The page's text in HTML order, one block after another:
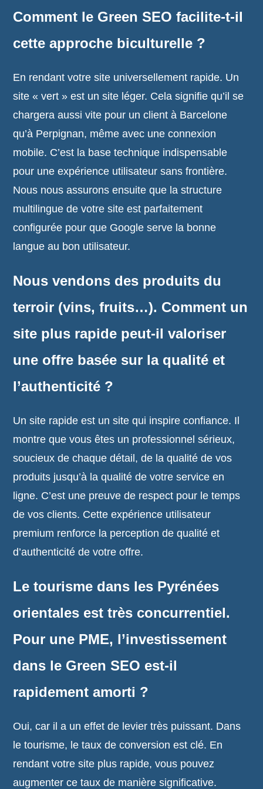
Comment le Green SEO facilite-t-il
cette approche biculturelle ?
En rendant votre site universellement rapide. Un
site « vert » est un site léger. Cela signifie qu’il se
chargera aussi vite pour un client à Barcelone
qu’à Perpignan, même avec une connexion
mobile. C’est la base technique indispensable
pour une expérience utilisateur sans frontière.
Nous nous assurons ensuite que la structure
multilingue de votre site est parfaitement
configurée pour que Google serve la bonne
langue au bon utilisateur.
Nous vendons des produits du
terroir (vins, fruits…). Comment un
site plus rapide peut-il valoriser
une offre basée sur la qualité et
l’authenticité ?
Un site rapide est un site qui inspire confiance. Il
montre que vous êtes un professionnel sérieux,
soucieux de chaque détail, de la qualité de vos
produits jusqu’à la qualité de votre service en
ligne. C’est une preuve de respect pour le temps
de vos clients. Cette expérience utilisateur
premium renforce la perception de qualité et
d’authenticité de votre offre.
Le tourisme dans les Pyrénées
orientales est très concurrentiel.
Pour une PME, l’investissement
dans le Green SEO est-il
rapidement amorti ?
Oui, car il a un effet de levier très puissant. Dans
le tourisme, le taux de conversion est clé. En
rendant votre site plus rapide, vous pouvez
augmenter ce taux de manière significative.